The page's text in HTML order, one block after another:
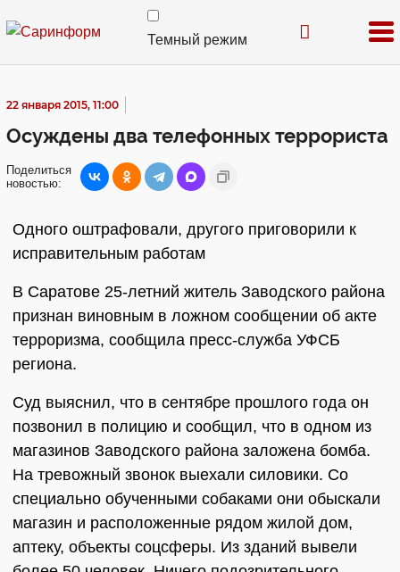
Темный режим
22 января 2015, 11:00
Осуждены два телефонных террориста
Поделиться
новостью:
Одного оштрафовали, другого приговорили к
исправительным работам
В Саратове 25-летний житель Заводского района
признан виновным в ложном сообщении об акте
терроризма, сообщила пресс-служба УФСБ
региона.
Суд выяснил, что в сентябре прошлого года он
позвонил в полицию и сообщил, что в одном из
магазинов Заводского района заложена бомба.
На тревожный звонок выехали силовики. Со
специально обученными собаками они обыскали
магазин и расположенные рядом жилой дом,
аптеку, объекты соцсферы. Из зданий вывели